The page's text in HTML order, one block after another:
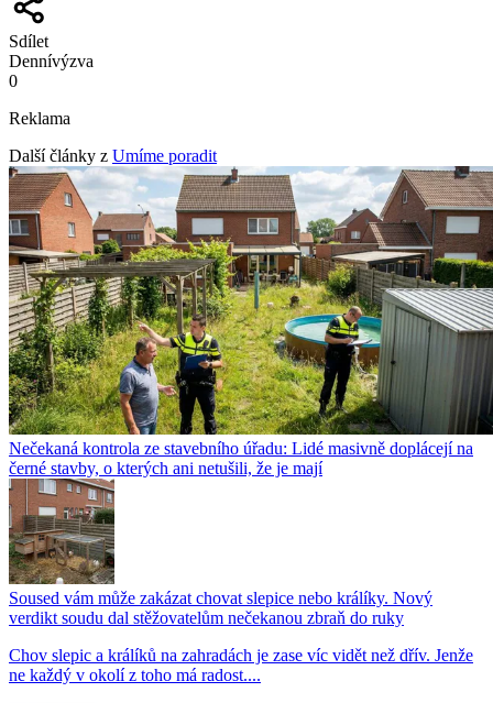
Sdílet
Dennívýzva
0
Reklama
Další články z Umíme poradit
Nečekaná kontrola ze stavebního úřadu: Lidé masivně doplácejí na
černé stavby, o kterých ani netušili, že je mají
Soused vám může zakázat chovat slepice nebo králíky. Nový
verdikt soudu dal stěžovatelům nečekanou zbraň do ruky
Chov slepic a králíků na zahradách je zase víc vidět než dřív. Jenže
ne každý v okolí z toho má radost....